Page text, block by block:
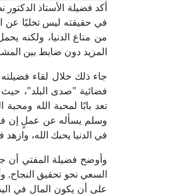
أكد فضيلة الأستاذ الدكتور
في حقيقته ليس تخليًا عن
من متاع الدنيا، ولكنه
المزيد دون ضابط بين
جاء ذلك خلال لقاء
فضائية "صدى البلد"، حيث
تعد بابًا لمحبة الله
وسلم يسأله عن عملٍ إن
في الدنيا يحبك الله،
وأوضح فضيلة المفتي أن
السعي نحو تحقيق النجاح.
على أن يكون المال في